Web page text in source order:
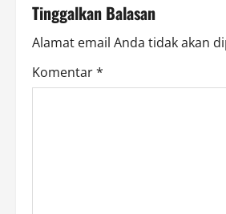
n
a
v
Tinggalkan Balasan
Alamat email Anda tidak akan
Komentar*